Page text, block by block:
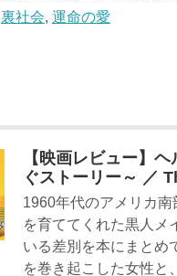
裏社会, 運命の愛
【映画レビュー】
ぐストーリー～ ／
1960年代のアメリカ
を育ててくれた黒人メ
いる差別を本にまとめ
を巻き起こした女性と